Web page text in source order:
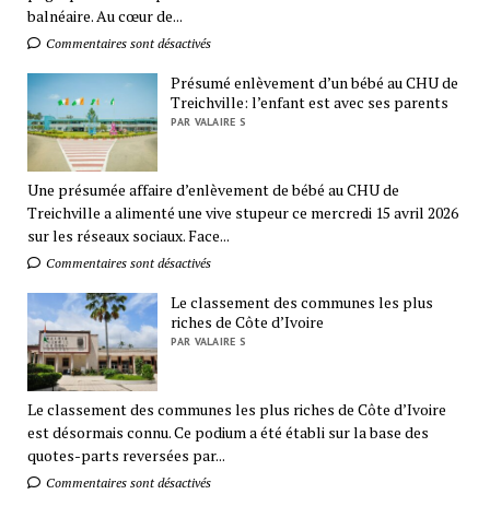
balnéaire. Au cœur de...
Commentaires sont désactivés
Présumé enlèvement d’un bébé au CHU de
Treichville: l’enfant est avec ses parents
PAR VALAIRE S
Une présumée affaire d’enlèvement de bébé au CHU de
Treichville a alimenté une vive stupeur ce mercredi 15 avril 2026
sur les réseaux sociaux. Face...
Commentaires sont désactivés
Le classement des communes les plus
riches de Côte d’Ivoire
PAR VALAIRE S
Le classement des communes les plus riches de Côte d’Ivoire
est désormais connu. Ce podium a été établi sur la base des
quotes-parts reversées par...
Commentaires sont désactivés